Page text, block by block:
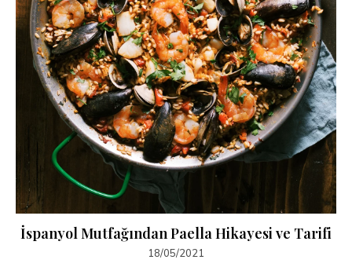
İspanyol Mutfağından Paella Hikayesi ve Tarifi
18/05/2021